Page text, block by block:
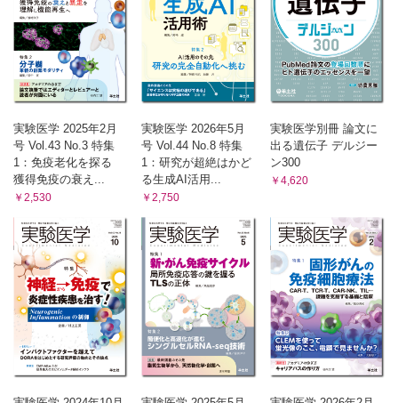
本疾患幹細胞学会学術集会【阿部智弥，今村恵子，井上治
久】
ラボレポート
アメリカの地方大学でじっくり自分の研究に向き合う
―School of Biological Sciences, University of Louisiana
at Lafayette【田守洋一郎】
専門性の「縦糸」と連携の「横糸」が拓く研究の未来【小沼
邦重】
バイオでパズる！
コロニーの謎【山田力志】
実験医学 2025年2月
号 Vol.43 No.3 特集
1：免疫老化を探る
獲得免疫の衰え...
￥2,530
実験医学 2026年5月
号 Vol.44 No.8 特集
1：研究が超絶はかど
る生成AI活用...
￥2,750
実験医学別冊 論文に
出る遺伝子 デルジー
ン300
￥4,620